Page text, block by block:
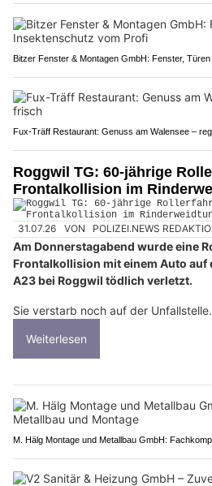
Bitzer Fenster & Montagen GmbH: Fenster,
Fux-Träff Restaurant: Genuss am Walensee –
Roggwil TG: 60-jährige
Frontalkollision im
31.07.26 VON POLIZEI.NEWS
Am Donnerstagabend wurde eine
Frontalkollision mit einem Auto
A23 bei Roggwil tödlich verletzt.
Sie verstarb noch auf der Unfallstelle.
Weiterlesen
M. Hälg Montage und Metallbau GmbH: